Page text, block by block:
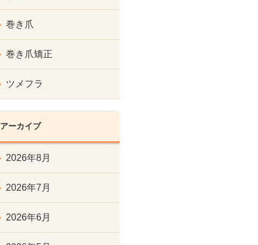
巻き爪
巻き爪矯正
ツメフラ
アーカイブ
2026年8月
2026年7月
2026年6月